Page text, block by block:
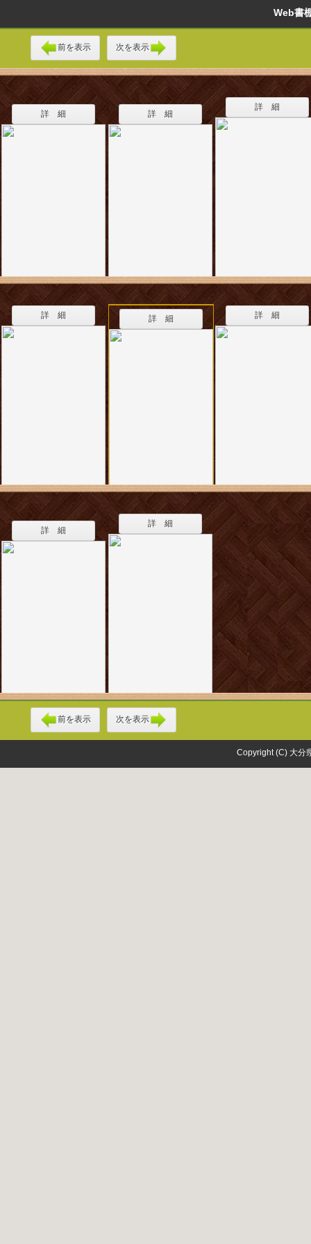
Web
前を表示 次を表示
詳 細 詳 細
詳 細
詳 細 詳 細 詳 細
詳 細
詳 細
前を表示 次を表示
Copyright (C) 大分